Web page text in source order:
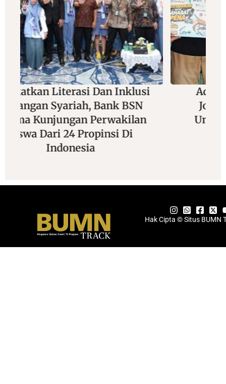
Adu Jitu Di Balik Lensa Dan
Joran, Wartawan Foto Siap
Unjuk Gigi Di Mancing Seru
Sekali “Maruli 3” 2026
Hak Cipta © Situs BUMN